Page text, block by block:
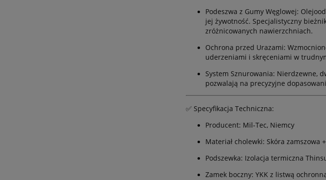
Podeszwa z Gumy Węglowej:
jej żywotność. Specjalistyczny
zróżnicowanych nawierzchniach.
Ochrona przed Urazami:
uderzeniami i skręceniami w
System Sznurowania: Nierdzewne,
pozwalają na precyzyjne
✅ Specyfikacja Techniczna:
Producent: Mil-Tec, Niemcy
Materiał cholewki: Skóra zamszowa
Podszewka: Izolacja termiczna
Zamek boczny: YKK z listwą